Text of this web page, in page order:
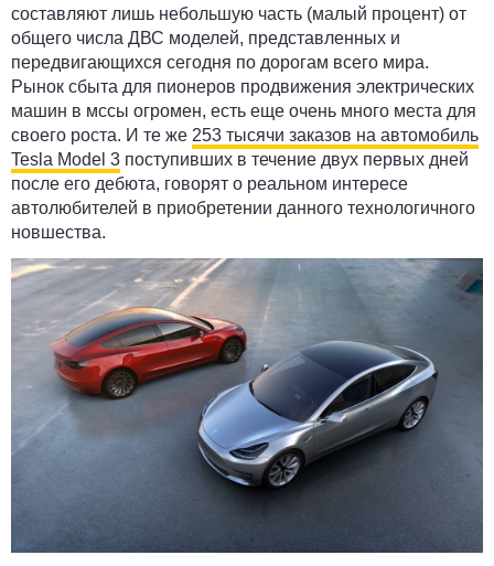
составляют лишь небольшую часть (малый процент) от
общего числа ДВС моделей, представленных и
передвигающихся сегодня по дорогам всего мира.
Рынок сбыта для пионеров продвижения электрических
машин в мссы огромен, есть еще очень много места для
своего роста. И те же 253 тысячи заказов на автомобиль
Tesla Model 3 поступивших в течение двух первых дней
после его дебюта, говорят о реальном интересе
автолюбителей в приобретении данного технологичного
новшества.